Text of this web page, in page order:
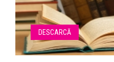
DESCARCĂ